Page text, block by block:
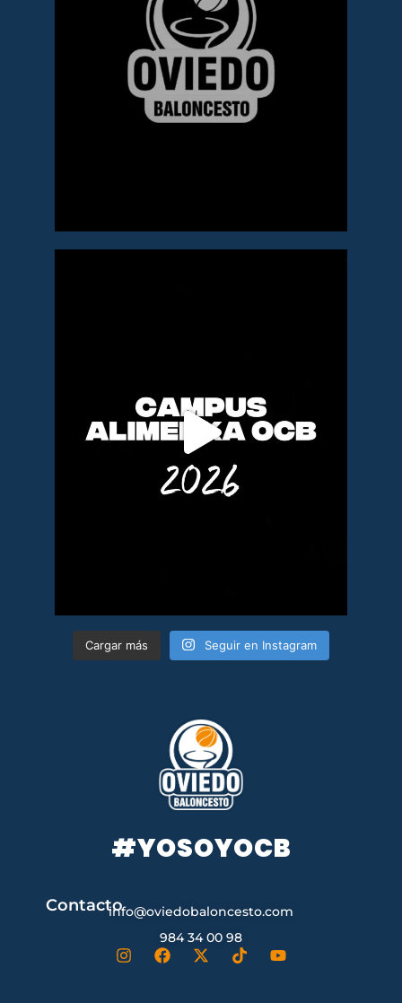
Cargar más Seguir en Instagram
#YOSOYOCB
Contactoinfo@oviedobaloncesto.com
984 34 00 98